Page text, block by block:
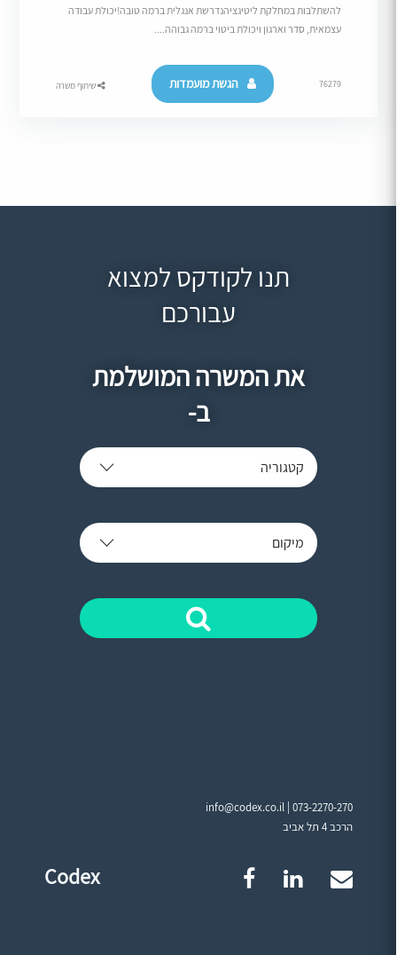
להשתלבות במחלקת ליטיגציהנדרשת אנגלית ברמה טובה!יכולת עבודה
עצמאית, סדר וארגון ויכולת ביטוי ברמה גבוהה....
76279 הגשת מועמדות שיתוף משרה
תנו לקודקס למצוא
עבורכם
את המשרה המושלמת
ב-
קטגוריה
מיקום
info@codex.co.il |073-2270-270
הרכב 4 תל אביב
Codex